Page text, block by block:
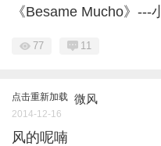
《Besame Mucho》---
77 11
点击重新加载 微风
2014-12-16
风的呢喃